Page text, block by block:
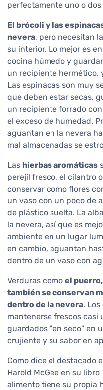
perfectamente uno o dos
El brócoli y las
nevera, pero necesitan
su interior. Lo mejor es
cocina húmedo y
un recipiente hermético,
Las espinacas son muy
que deben estar secas,
un recipiente forrado
el exceso de humedad.
aguantan en la nevera
mal almacenadas se
Las hierbas aromáticas
perejil fresco, el cilantro
conservar como flores
un vaso con un poco de
de plástico suelta. La
la nevera, así que es
ambiente en un lugar
en cambio, aguantan
dentro de un vaso con
Verduras como el
también se conservan
dentro de la nevera.
mantenerse frescos casi
guardados "en seco" en
crujiente y su sabor en
Como dice el destacado
Harold McGee en su libro
alimento tiene su propia